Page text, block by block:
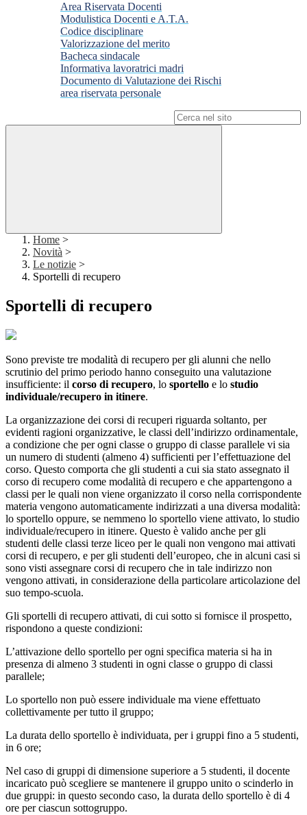
Area Riservata Docenti
Modulistica Docenti e A.T.A.
Codice disciplinare
Valorizzazione del merito
Bacheca sindacale
Informativa lavoratrici madri
Documento di Valutazione dei Rischi
area riservata personale
Home >
Novità >
Le notizie >
Sportelli di recupero
Sportelli di recupero
Sono previste tre modalità di recupero per gli alunni che nello
scrutinio del primo periodo hanno conseguito una valutazione
insufficiente: il corso di recupero, lo sportello e lo studio
individuale/recupero in itinere.
La organizzazione dei corsi di recuperi riguarda soltanto, per
evidenti ragioni organizzative, le classi dell’indirizzo ordinamentale,
a condizione che per ogni classe o gruppo di classe parallele vi sia
un numero di studenti (almeno 4) sufficienti per l’effettuazione del
corso. Questo comporta che gli studenti a cui sia stato assegnato il
corso di recupero come modalità di recupero e che appartengono a
classi per le quali non viene organizzato il corso nella corrispondente
materia vengono automaticamente indirizzati a una diversa modalità:
lo sportello oppure, se nemmeno lo sportello viene attivato, lo studio
individuale/recupero in itinere. Questo è valido anche per gli
studenti delle classi terze liceo per le quali non vengono mai attivati
corsi di recupero, e per gli studenti dell’europeo, che in alcuni casi si
sono visti assegnare corsi di recupero che in tale indirizzo non
vengono attivati, in considerazione della particolare articolazione del
suo tempo-scuola.
Gli sportelli di recupero attivati, di cui sotto si fornisce il prospetto,
rispondono a queste condizioni:
L’attivazione dello sportello per ogni specifica materia si ha in
presenza di almeno 3 studenti in ogni classe o gruppo di classi
parallele;
Lo sportello non può essere individuale ma viene effettuato
collettivamente per tutto il gruppo;
La durata dello sportello è individuata, per i gruppi fino a 5 studenti,
in 6 ore;
Nel caso di gruppi di dimensione superiore a 5 studenti, il docente
incaricato può scegliere se mantenere il gruppo unito o scinderlo in
due gruppi: in questo secondo caso, la durata dello sportello è di 4
ore per ciascun sottogruppo.